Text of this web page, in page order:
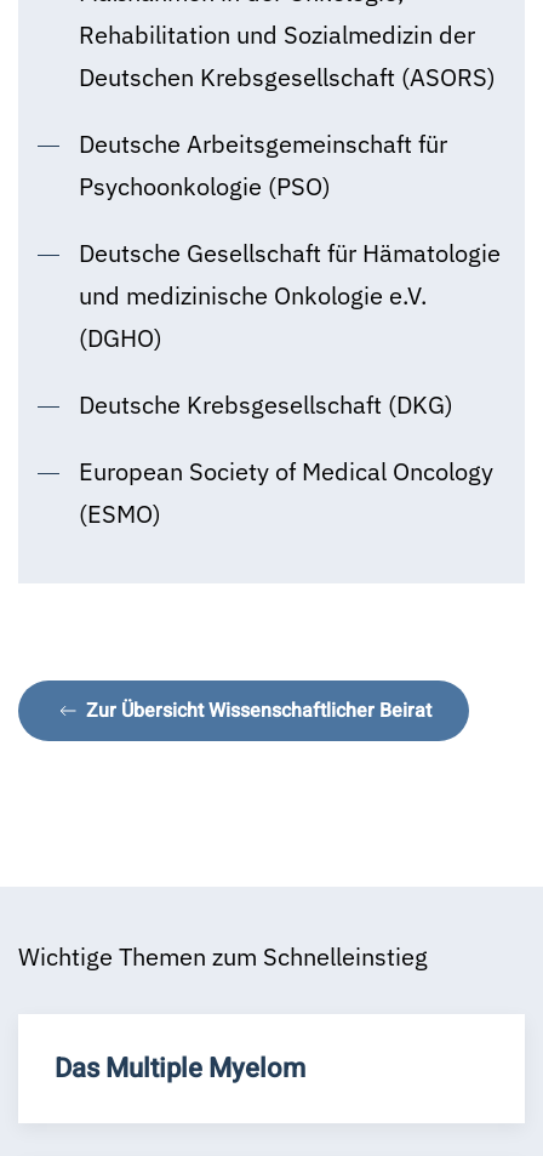
Rehabilitation und Sozialmedizin der
Deutschen Krebsgesellschaft (ASORS)
Deutsche Arbeitsgemeinschaft für
Psychoonkologie (PSO)
Deutsche Gesellschaft für Hämatologie
und medizinische Onkologie e.V.
(DGHO)
Deutsche Krebsgesellschaft (DKG)
European Society of Medical Oncology
(ESMO)
Zur Übersicht Wissenschaftlicher Beirat
Wichtige Themen zum Schnelleinstieg
Das Multiple Myelom